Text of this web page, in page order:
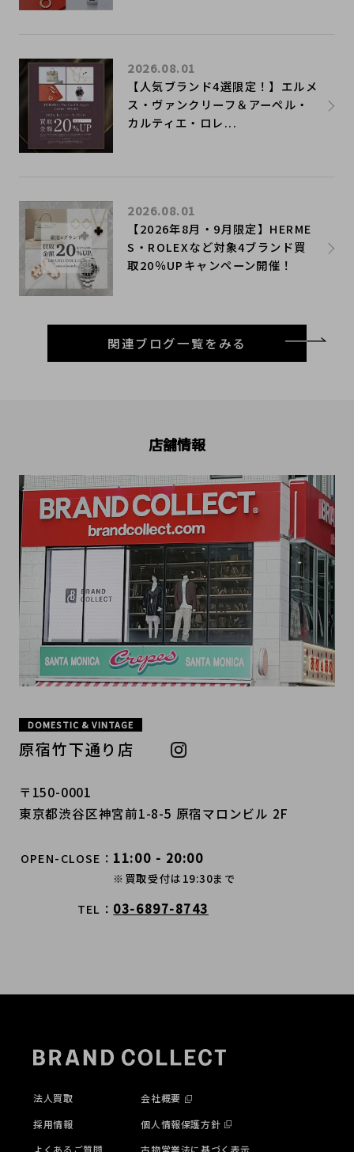
【人気ブランド4選限定！】エルメ
ス・ヴァンクリーフ＆アーペル・
カルティエ・ロレ...
2026.08.01
【2026年8月・9月限定】HERME
S・ROLEXなど対象4ブランド買
取20％UPキャンペーン開催！
2026.08.01
関連ブログ一覧をみる
店舗情報
DOMESTIC & VINTAGE
原宿竹下通り店
〒150-0001
東京都渋谷区神宮前1-8-5 原宿マロンビル 2F
OPEN-CLOSE 11:00 - 20:00
※買取受付は19:30まで
TEL 03-6897-8743
法人買取
採用情報
よくあるご質問
会社概要
個人情報保護方針
古物営業法に基づく表示